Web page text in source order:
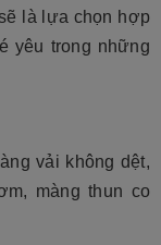
là lựa chọn hợp
yêu trong những
vải không dệt,
màng thun co